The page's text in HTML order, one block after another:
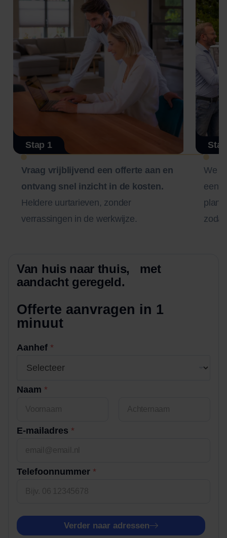
Stap 1
Vraag vrijblijvend een offerte aan en
ontvang snel inzicht in de kosten.
Heldere uurtarieven, zonder
verrassingen in de werkwijze.
We
een
Van huis naar thuis, met
aandacht geregeld.
Offerte aanvragen in 1
minuut
Aanhef *
Naam *
Voornaam
E-mailadres *
Telefoonnummer *
Verder naar adressen